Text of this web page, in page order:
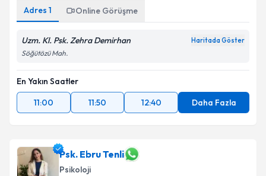
Adres 1 Online Görüşme
Uzm. Kl. Psk. Zehra Demirhan Haritada Göster
Söğütözü Mah.
En Yakın Saatler
11:00
11:50 12:40 Daha Fazla
Psk. Ebru Tenli
Psikoloji